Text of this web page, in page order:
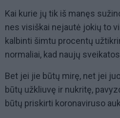
Kai kurie jų tik iš manęs
nes visiškai nejautė jokių to
kalbinti šimtu procentų
normaliai, kad naujų
Bet jei jie būtų mirę, net jei
būtų užkliuvę ir nukritę,
būtų priskirti koronaviruso